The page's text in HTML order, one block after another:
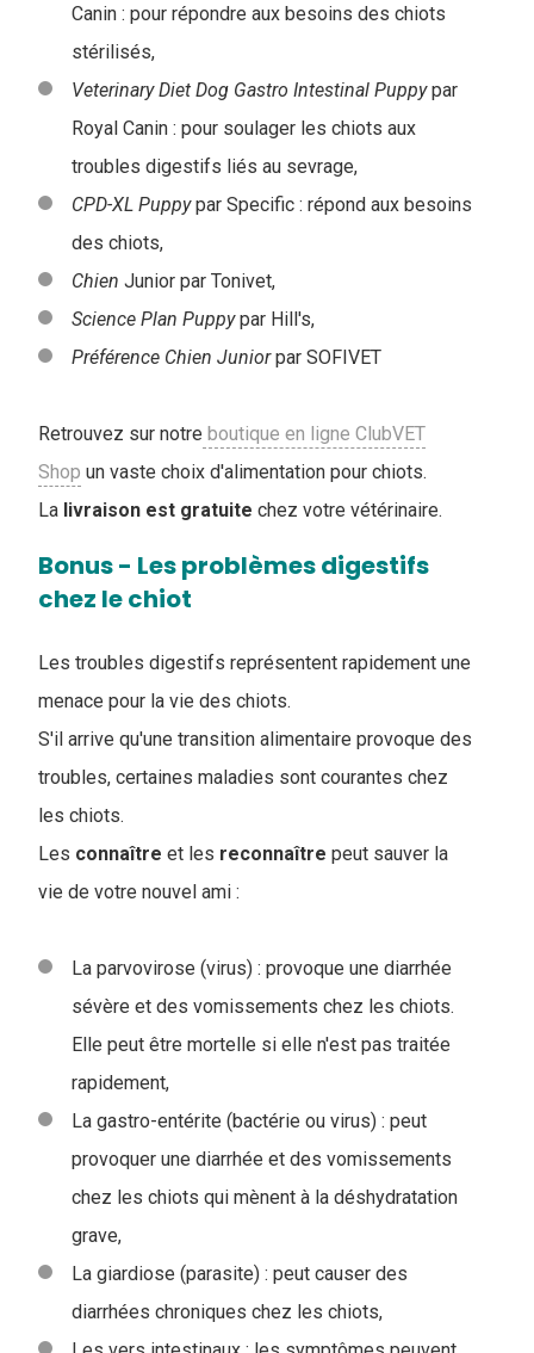
Canin : pour répondre aux besoins des chiots
stérilisés,
Veterinary Diet Dog Gastro Intestinal Puppypar
Royal Canin : pour soulager les chiots aux
troubles digestifs liés au sevrage,
CPD-XL Puppypar Specific : répond aux besoins
des chiots,
Chien Junior par Tonivet,
Science Plan Puppypar Hill's,
Préférence Chien Juniorpar SOFIVET
Retrouvez sur notre boutique en ligne ClubVET
Shop un vaste choix d'alimentation pour chiots.
La livraison est gratuite chez votre vétérinaire.
Bonus - Les problèmes digestifs
chez le chiot
Les troubles digestifs représentent rapidement une
menace pour la vie des chiots.
S'il arrive qu'une transition alimentaire provoque des
troubles, certaines maladies sont courantes chez
les chiots.
Les connaître et les reconnaître peut sauver la
vie de votre nouvel ami :
La parvovirose (virus) : provoque une diarrhée
sévère et des vomissements chez les chiots.
Elle peut être mortelle si elle n'est pas traitée
rapidement,
La gastro-entérite (bactérie ou virus) : peut
provoquer une diarrhée et des vomissements
chez les chiots qui mènent à la déshydratation
grave,
La giardiose (parasite) : peut causer des
diarrhées chroniques chez les chiots,